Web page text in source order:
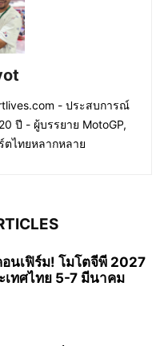
- ประสบการณ์
ปี - ผู้บรรยาย MotoGP,
ตไทยหลากหลาย
นเฟิร์ม! โมโตจีพี 2027
เทศไทย 5-7 มีนาคม